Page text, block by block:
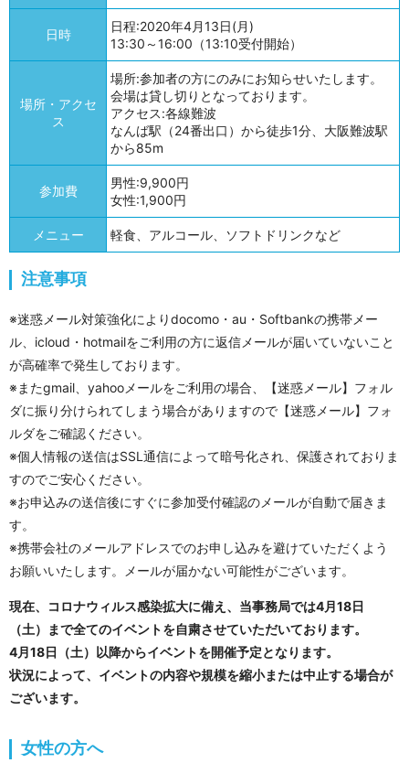
日時
日程:2020年4月13日(月)
13:30～16:00（13:10受付開始）
場所・アクセ
ス
場所:参加者の方にのみにお知らせいたします。
会場は貸し切りとなっております。
アクセス:各線難波
なんば駅（24番出口）から徒歩1分、大阪難波駅
から85m
参加費
男性:9,900円
女性:1,900円
メニュー 軽食、アルコール、ソフトドリンクなど
注意事項
※迷惑メール対策強化によりdocomo・au・Softbankの携帯メー
ル、icloud・hotmailをご利用の方に返信メールが届いていないこと
が高確率で発生しております。
※またgmail、yahooメールをご利用の場合、【迷惑メール】フォル
ダに振り分けられてしまう場合がありますので【迷惑メール】フォ
ルダをご確認ください。
※個人情報の送信はSSL通信によって暗号化され、保護されておりま
すのでご安心ください。
※お申込みの送信後にすぐに参加受付確認のメールが自動で届きま
す。
※携帯会社のメールアドレスでのお申し込みを避けていただくよう
お願いいたします。メールが届かない可能性がございます。
現在、コロナウィルス感染拡大に備え、当事務局では4月18日
（土）まで全てのイベントを自粛させていただいております。
4月18日（土）以降からイベントを開催予定となります。
状況によって、イベントの内容や規模を縮小または中止する場合が
ございます。
女性の方へ